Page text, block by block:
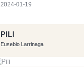
2024-01-19
PILI
Eusebio Larrinaga